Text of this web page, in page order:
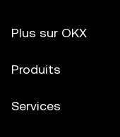
Plus sur OKX
Produits
Services